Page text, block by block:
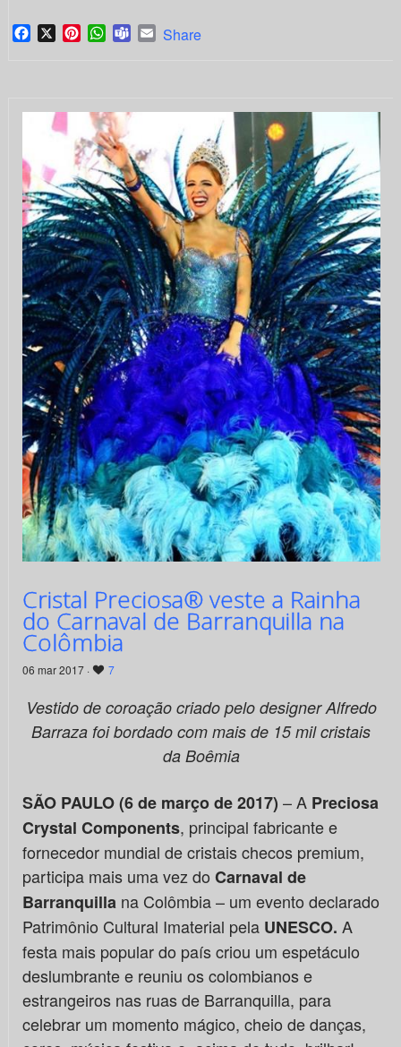
Facebook
X PinterestWhatsApp
TeamsEmail
Share
Cristal Preciosa® veste a Rainha
do Carnaval de Barranquilla na
Colômbia
06 mar 2017 · 7
Vestido de coroação criado pelo designer Alfredo
Barraza foi bordado com mais de 15 mil cristais
da Boêmia
SÃO PAULO (6 de março de 2017) – A Preciosa
Crystal Components, principal fabricante e
fornecedor mundial de cristais checos premium,
participa mais uma vez do Carnaval de
Barranquilla na Colômbia – um evento declarado
Patrimônio Cultural Imaterial pela UNESCO. A
festa mais popular do país criou um espetáculo
deslumbrante e reuniu os colombianos e
estrangeiros nas ruas de Barranquilla, para
celebrar um momento mágico, cheio de danças,